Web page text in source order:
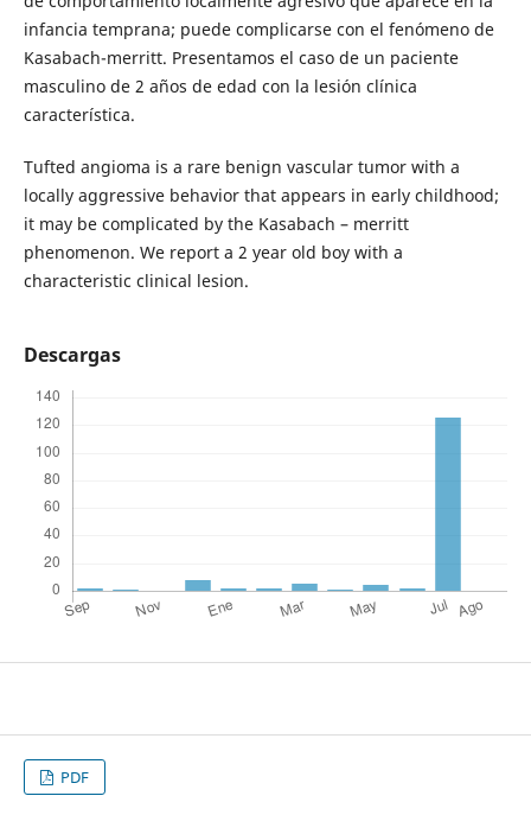
infancia temprana; puede complicarse con el fenómeno de
Kasabach-merritt. Presentamos el caso de un paciente
masculino de 2 años de edad con la lesión clínica
característica.
Tufted angioma is a rare benign vascular tumor with a
locally aggressive behavior that appears in early childhood;
it may be complicated by the Kasabach – merritt
phenomenon. We report a 2 year old boy with a
characteristic clinical lesion.
Descargas
PDF